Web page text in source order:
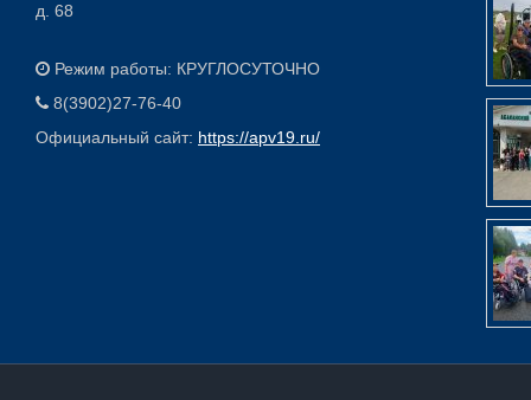
д. 68
Режим работы: КРУГЛОСУТОЧНО
8(3902)27-76-40
Официальный сайт: https://apv19.ru/